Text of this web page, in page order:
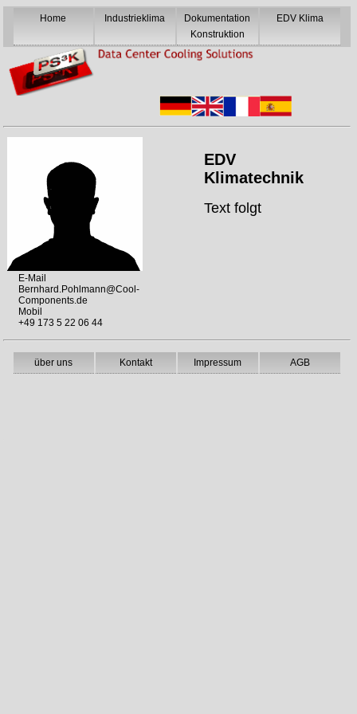
Home Industrieklima
Dokumentation
Konstruktion
EDV Klima
E-Mail
Bernhard.Pohlmann@Cool-
Components.de
Mobil
+49 173 5 22 06 44
EDV
Klimatechnik
Text folgt
über uns Kontakt Impressum AGB